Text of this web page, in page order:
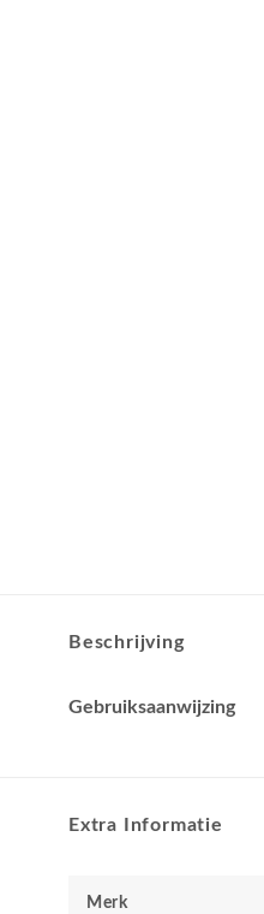
Beschrijving
Gebruiksaanwijzing
Extra Informatie
Merk